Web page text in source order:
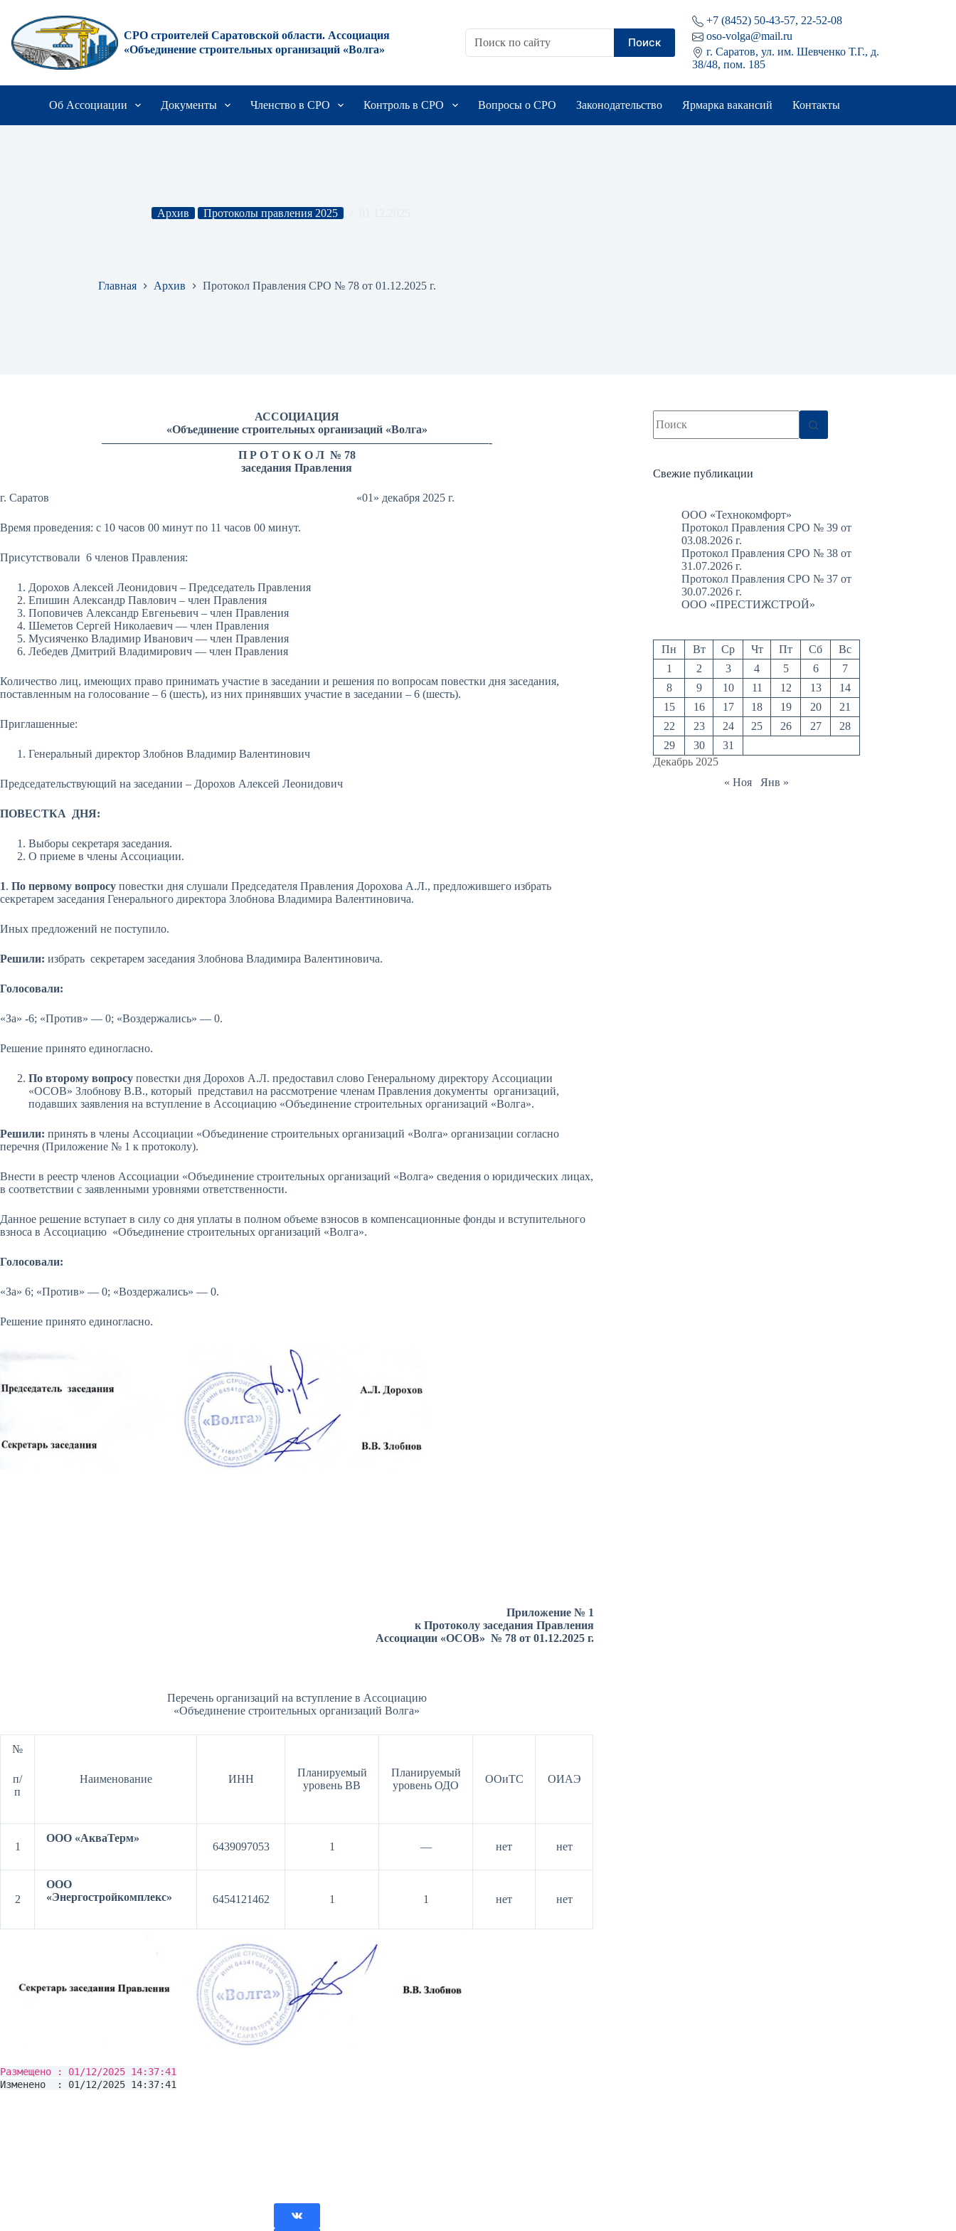
сути
СРО строителей Саратовской области. Ассоциация
«Объединение строительных организаций «Волга»
Поиск
+7 (8452) 50-43-57, 22-52-08
oso-volga@mail.ru
г. Саратов, ул. им. Шевченко Т.Г., д.
38/48, пом. 185
Об Ассоциации Документы Членство в СРО Контроль в СРО Вопросы о СРО Законодательство Ярмарка вакансий Контакты
Архив Протоколы правления 2025
Главная Архив Протокол Правления СРО № 78 от 01.12.2025 г.
АССОЦИАЦИЯ
«Объединение строительных организаций «Волга»
——————————————————————————————————-
П Р О Т О К О Л № 78
заседания Правления
г. Саратов «01» декабря 2025 г.
Время проведения: с 10 часов 00 минут по 11 часов 00 минут.
Присутствовали 6 членов Правления:
Дорохов Алексей Леонидович – Председатель Правления
Епишин Александр Павлович – член Правления
Поповичев Александр Евгеньевич – член Правления
Шеметов Сергей Николаевич — член Правления
Мусияченко Владимир Иванович — член Правления
Лебедев Дмитрий Владимирович — член Правления
Количество лиц, имеющих право принимать участие в заседании и решения по вопросам повестки дня заседания,
поставленным на голосование – 6 (шесть), из них принявших участие в заседании – 6 (шесть).
Приглашенные:
Генеральный директор Злобнов Владимир Валентинович
Председательствующий на заседании – Дорохов Алексей Леонидович
ПОВЕСТКА ДНЯ:
Выборы секретаря заседания.
О приеме в члены Ассоциации.
1. По первому вопросу повестки дня слушали Председателя Правления Дорохова А.Л., предложившего избрать
секретарем заседания Генерального директора Злобнова Владимира Валентиновича.
Иных предложений не поступило.
Решили: избрать секретарем заседания Злобнова Владимира Валентиновича.
Голосовали:
«За» -6; «Против» — 0; «Воздержались» — 0.
Решение принято единогласно.
По второму вопросу повестки дня Дорохов А.Л. предоставил слово Генеральному директору Ассоциации
«ОСОВ» Злобнову В.В., который представил на рассмотрение членам Правления документы организаций,
подавших заявления на вступление в Ассоциацию «Объединение строительных организаций «Волга».
Решили: принять в члены Ассоциации «Объединение строительных организаций «Волга» организации согласно
перечня (Приложение № 1 к протоколу).
Внести в реестр членов Ассоциации «Объединение строительных организаций «Волга» сведения о юридических лицах,
в соответствии с заявленными уровнями ответственности.
Данное решение вступает в силу со дня уплаты в полном объеме взносов в компенсационные фонды и вступительного
взноса в Ассоциацию «Объединение строительных организаций «Волга».
Голосовали:
«За» 6; «Против» — 0; «Воздержались» — 0.
Решение принято единогласно.
Приложение № 1
к Протоколу заседания Правления
Ассоциации «ОСОВ» № 78 от 01.12.2025 г.
Перечень организаций на вступление в Ассоциацию
«Объединение строительных организаций Волга»
№
п/
п
Наименование ИНН
Планируемый
уровень ВВ
Планируемый
уровень ОДО
ООиТС ОИАЭ
1
ООО «АкваТерм»
6439097053 1 — нет нет
2
ООО
«Энергостройкомплекс»
6454121462 1 1 нет нет
Размещено : 01/12/2025 14:37:41
Изменено : 01/12/2025 14:37:41
не
найдено
Свежие публикации
ООО «Технокомфорт»
Протокол Правления СРО № 39 от
03.08.2026 г.
Протокол Правления СРО № 38 от
31.07.2026 г.
Протокол Правления СРО № 37 от
30.07.2026 г.
ООО «ПРЕСТИЖСТРОЙ»
Декабрь 2025
Пн Вт Ср Чт Пт Сб
Вс
1
2 3 4 5 6
7
8
9 10 11 12 13
14
15
16 17 18 19 20
21
22
23 24 25 26 27
28
29
30 31
« Ноя Янв »